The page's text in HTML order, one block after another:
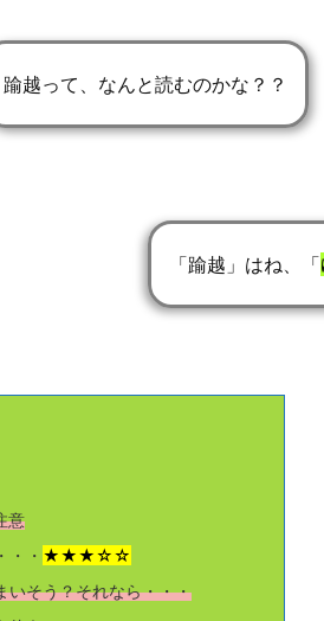
踰越って、なんと読むのかな？？
「踰越」はね、「
意
・・・ ★★★☆☆
いそう？それなら・・・